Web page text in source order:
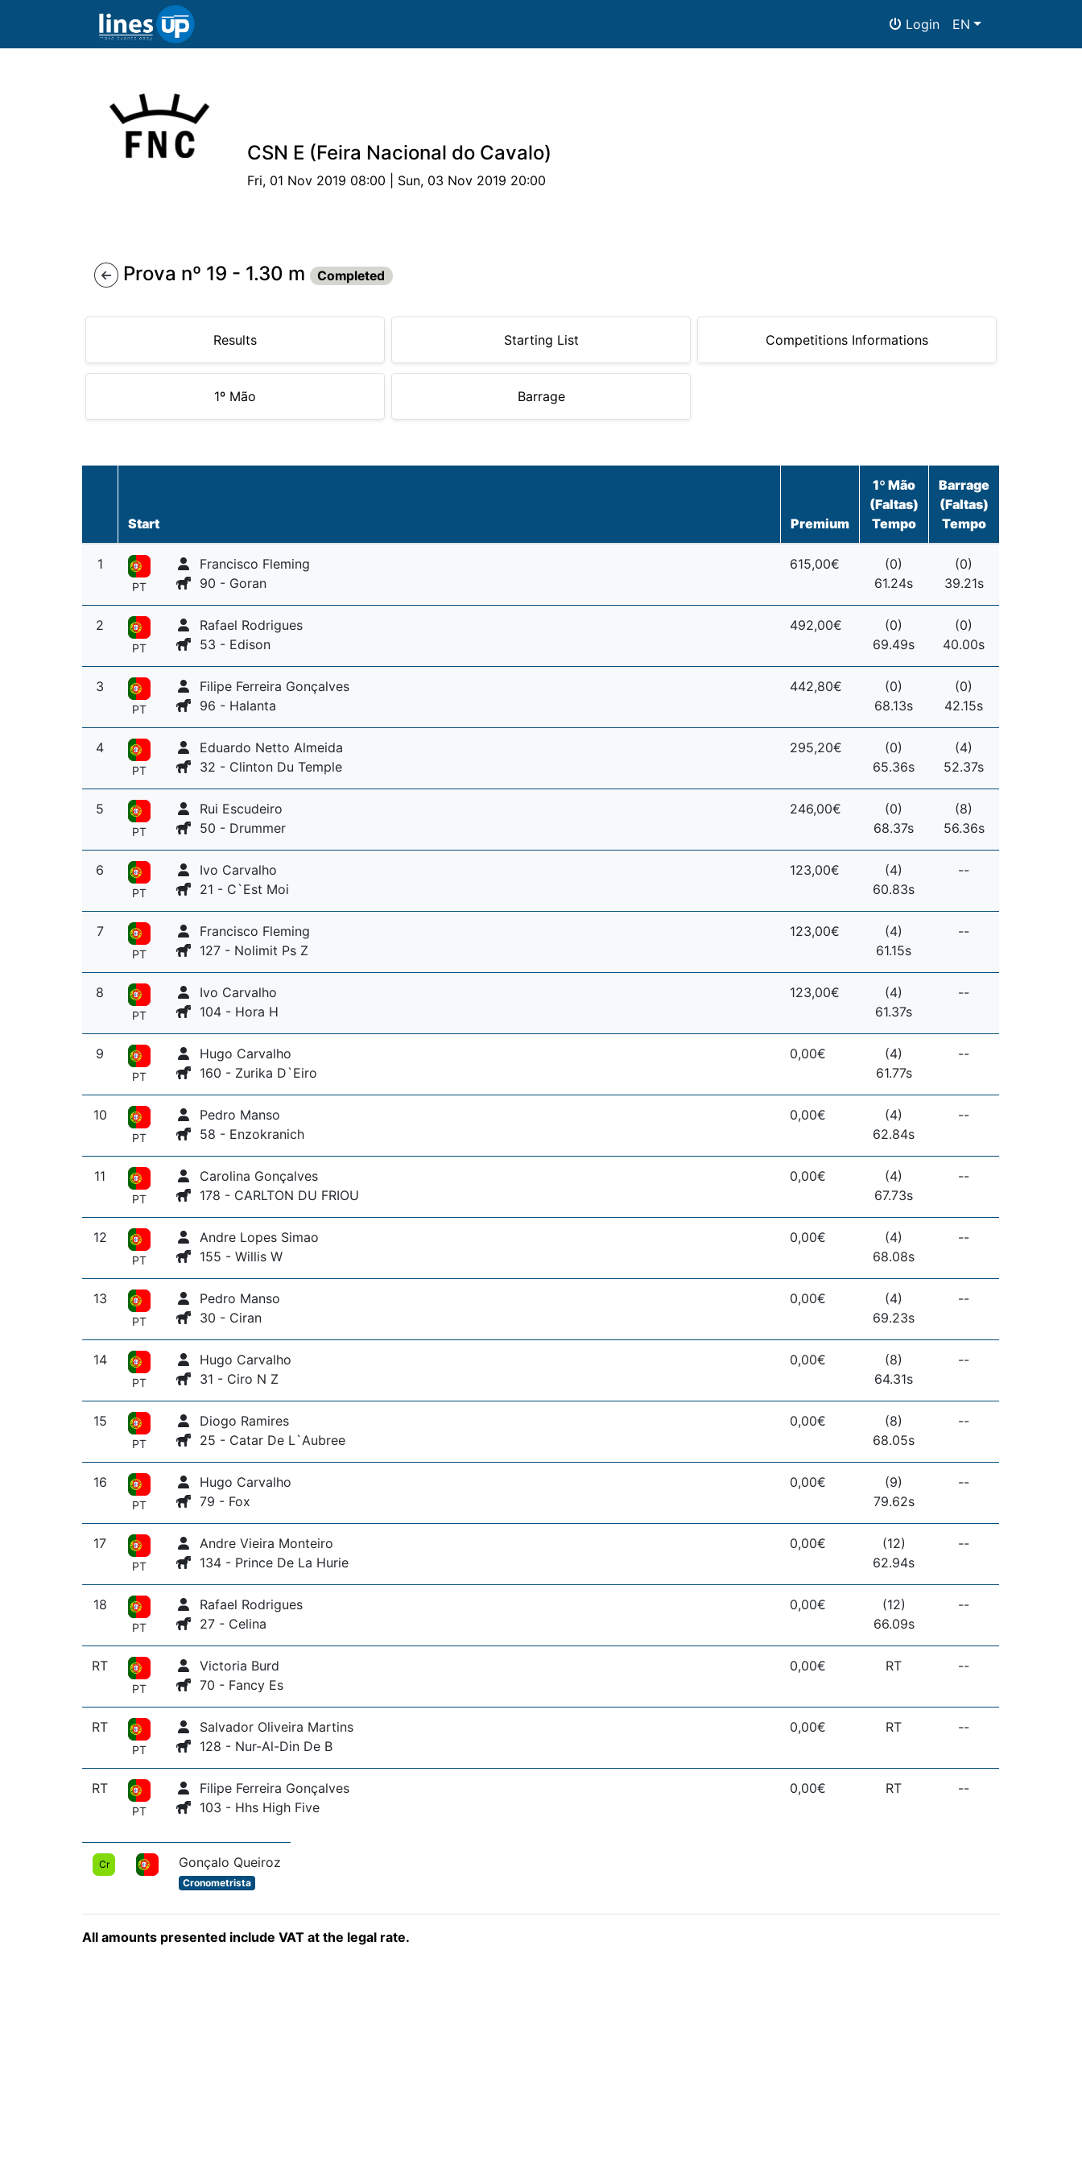
Login EN
CSN E (Feira Nacional do Cavalo)
Fri, 01 Nov 2019 08:00 | Sun, 03 Nov 2019 20:00
Prova nº 19 - 1.30 m Completed
Results Starting List Competitions Informations
1º Mão Barrage
Start Premium
1º Mão
(Faltas)
Tempo
Barrage
(Faltas)
Tempo
1
PT
Francisco Fleming
90 - Goran
615,00€
(0)
61.24s
(0)
39.21s
2
PT
Rafael Rodrigues
53 - Edison
492,00€
(0)
69.49s
(0)
40.00s
3
PT
Filipe Ferreira Gonçalves
96 - Halanta
442,80€
(0)
68.13s
(0)
42.15s
4
PT
Eduardo Netto Almeida
32 - Clinton Du Temple
295,20€
(0)
65.36s
(4)
52.37s
5
PT
Rui Escudeiro
50 - Drummer
246,00€
(0)
68.37s
(8)
56.36s
6
PT
Ivo Carvalho
21 - C`Est Moi
123,00€
(4)
60.83s
--
7
PT
Francisco Fleming
127 - Nolimit Ps Z
123,00€
(4)
61.15s
--
8
PT
Ivo Carvalho
104 - Hora H
123,00€
(4)
61.37s
--
9
PT
Hugo Carvalho
160 - Zurika D`Eiro
0,00€
(4)
61.77s
--
10
PT
Pedro Manso
58 - Enzokranich
0,00€
(4)
62.84s
--
11
PT
Carolina Gonçalves
178 - CARLTON DU FRIOU
0,00€
(4)
67.73s
--
12
PT
Andre Lopes Simao
155 - Willis W
0,00€
(4)
68.08s
--
13
PT
Pedro Manso
30 - Ciran
0,00€
(4)
69.23s
--
14
PT
Hugo Carvalho
31 - Ciro N Z
0,00€
(8)
64.31s
--
15
PT
Diogo Ramires
25 - Catar De L`Aubree
0,00€
(8)
68.05s
--
16
PT
Hugo Carvalho
79 - Fox
0,00€
(9)
79.62s
--
17
PT
Andre Vieira Monteiro
134 - Prince De La Hurie
0,00€
(12)
62.94s
--
18
PT
Rafael Rodrigues
27 - Celina
0,00€
(12)
66.09s
--
RT
PT
Victoria Burd
70 - Fancy Es
0,00€ RT --
RT
PT
Salvador Oliveira Martins
128 - Nur-Al-Din De B
0,00€ RT --
RT
PT
Filipe Ferreira Gonçalves
103 - Hhs High Five
0,00€ RT --
Cr Gonçalo Queiroz
Cronometrista
All amounts presented include VAT at the legal rate.